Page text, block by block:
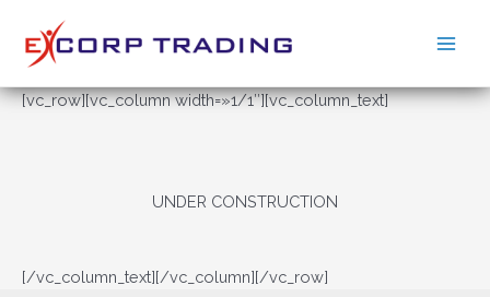
contenido
[vc_row][vc_column width=»1/1″][vc_column_text]
UNDER CONSTRUCTION
[/vc_column_text][/vc_column][/vc_row]